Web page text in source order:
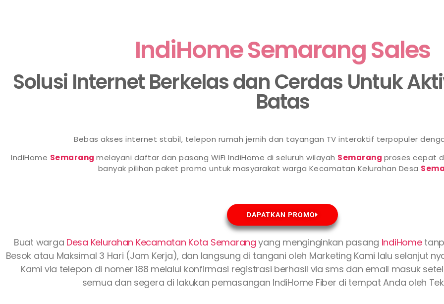
IndiHome Semarang Sales
Solusi Internet Berkelas dan Cerdas Untuk
Batas
Bebas akses internet stabil, telepon rumah jernih dan tayangan TV interaktif terpopuler
IndiHome Semarangmelayani daftar dan pasang WiFi IndiHome di seluruh wilayah Semarang proses cepat
banyak pilihan paket promo untuk masyarakat warga Kecamatan Kelurahan Desa
DAPATKAN PROMO
Buat warga Desa Kelurahan Kecamatan Kota Semarangyang menginginkan pasang IndiHome
Besok atau Maksimal 3 Hari (Jam Kerja), dan langsung di tangani oleh Marketing Kami lalu selanjut
Kami via telepon di nomer 188 melalui konfirmasi registrasi berhasil via sms dan email masuk
semua dan segera di lakukan pemasangan IndiHome Fiber di tempat Anda oleh